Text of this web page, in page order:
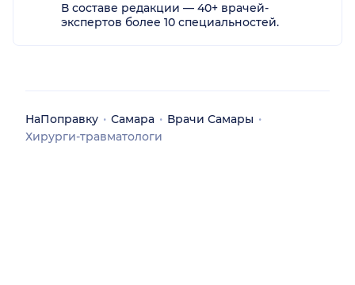
В составе редакции — 40+ врачей-
экспертов более 10 специальностей.
НаПоправку Самара
Врачи Самары
Хирурги-травматологи